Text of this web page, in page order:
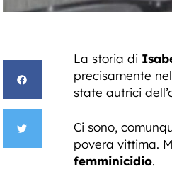
La storia di
precisamente
state autrici
Ci sono,
povera vittima.
femminicidio.